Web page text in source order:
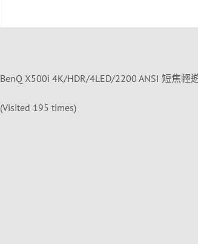
BenQ X500i 4K/HDR/4LED/2200 ANSI 短焦輕
(Visited 195 times)